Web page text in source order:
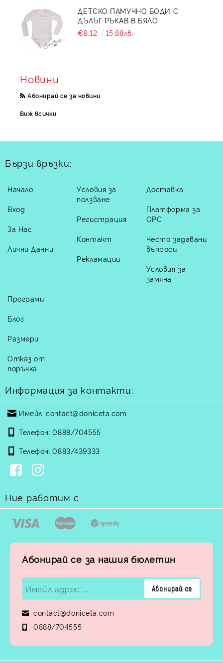
ДЕТСКО ПАМУЧНО БОДИ С
ДЪЛЪГ РЪКАВ В БЯЛО
€8.12
15.88лв.
Новини
Абонирай се за новини
Виж всички
Бързи връзки:
Начало
Вход
За Нас
Лични Данни
Условия за
ползване
Регистрация
Контакт
Рекламации
Доставка
Платформа за
ОРС
Често задавани
въпроси
Условия за
замяна
Програми
Блог
Размери
Отказ от
поръчка
Информация за контакти:
Имейл: contact@doniceta.com
Телефон: 0888/704555
Телефон: 0883/439333
Ние работим с
Абонирай се за нашия бюлетин
contact@doniceta.com
0888/704555